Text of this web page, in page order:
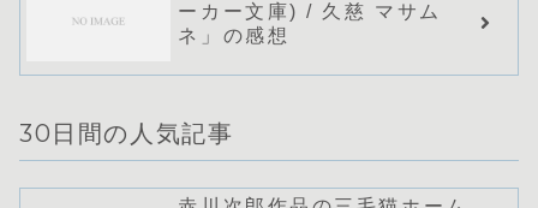
ーカー文庫) / 久慈 マサム
ネ」の感想
30日間の人気記事